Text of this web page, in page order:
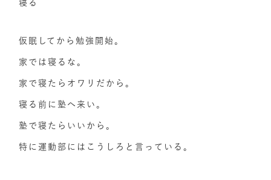
寝る
仮眠してから勉強開始。
家では寝るな。
家で寝たらオワリだから。
寝る前に塾へ来い。
塾で寝たらいいから。
特に運動部にはこうしろと言っている。